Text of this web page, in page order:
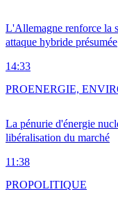
L'Allemagne renforce la
attaque hybride présumée
14:33
La pénurie d'énergie
libéralisation du marché
11:38
PROENERGIE,
PROPOLITIQUE